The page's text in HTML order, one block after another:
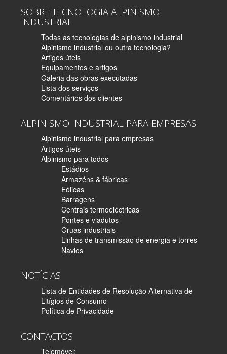
SOBRE TECNOLOGIA ALPINISMO
INDUSTRIAL
Todas as tecnologias de alpinismo industrial
Alpinismo industrial ou outra tecnologia?
Artigos úteis
Equipamentos e artigos
Galeria das obras executadas
Lista dos serviços
Comentários dos clientes
ALPINISMO INDUSTRIAL PARA EMPRESAS
Alpinismo industrial para empresas
Artigos úteis
Alpinismo para todos
Estádios
Armazéns & fábricas
Eólicas
Barragens
Centrais termoeléctricas
Pontes e viadutos
Gruas industriais
Linhas de transmissão de energia e torres
Navios
NOTÍCIAS
Lista de Entidades de Resolução Alternativa de
Litígios de Consumo
Política de Privacidade
CONTACTOS
Telemóvel: